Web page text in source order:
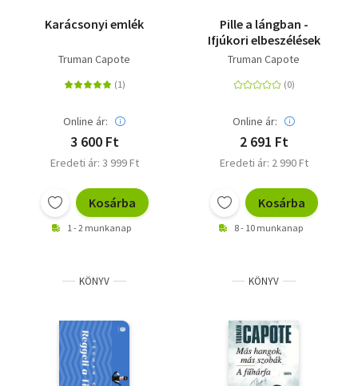
Karácsonyi emlék
Truman Capote
Online ár:
3 600 Ft
Eredeti ár: 3 999 Ft
Kosárba
1 - 2 munkanap
Pille a lángban -
Ifjúkori elbeszélések
Truman Capote
Online ár:
2 691 Ft
Eredeti ár: 2 990 Ft
Kosárba
8 - 10 munkanap
KÖNYV KÖNYV